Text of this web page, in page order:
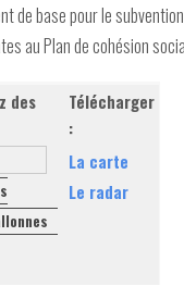
de base pour le
au Plan de cohésion
des
Télécharger
:
La carte
Le radar